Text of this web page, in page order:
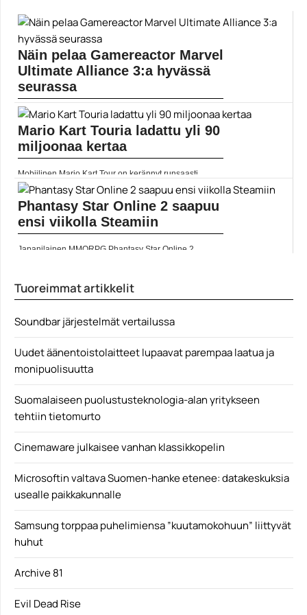
Yleinen
Näin pelaa Gamereactor Marvel
Ultimate Alliance 3:a hyvässä
seurassa
Team Ninjan Marvel Ultimate Alliance 3: The Black
Order julkaistiin Nintendo Switchille viime viikolla, ja
Gamereactorin arvion pääsee lukemaan täällä.
Gamereactor... ]]> Lue koko artikkeli:
https://www.gamereactor.fi/uutiset/664413/Nain+pelaa+
Yleinen
Mario Kart Touria ladattu yli 90
miljoonaa kertaa
Mobiilinen Mario Kart Tour on kerännyt runsaasti
negatiivista julkisuutta mikromaksujensa vuoksi, mutta
se ei ole estänyt kansaa latailemasta peliä
mobiililaitteilleen.... ]]> Lue koko artikkeli:
https://www.gamereactor.fi/uutiset/687723/Mario+Ka...
Yleinen
Phantasy Star Online 2 saapuu
ensi viikolla Steamiin
Japanilainen MMORPG Phantasy Star Online 2
https://www.gamereactor.fi/uutiset/770883/Phantasy+St
ar+O...
Tuoreimmat artikkelit
Soundbar järjestelmät vertailussa
Uudet äänentoistolaitteet lupaavat parempaa laatua ja
monipuolisuutta
Suomalaiseen puolustusteknologia-alan yritykseen
tehtiin tietomurto
Cinemaware julkaisee vanhan klassikkopelin
Microsoftin valtava Suomen-hanke etenee: datakeskuksia
usealle paikkakunnalle
Samsung torppaa puhelimiensa ”kuutamokohuun” liittyvät
huhut
Archive 81
Evil Dead Rise